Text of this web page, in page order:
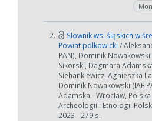
2.
Słownik wsi śląskich w
Powiat polkowicki /
PAN), Dominik Nowakowski
Sikorski, Dagmara
Siehankiewicz, Agnieszka
Dominik Nowakowski (IAE
Adamska - Wrocław,
Archeologii i Etnologii
2023 - 279 s.